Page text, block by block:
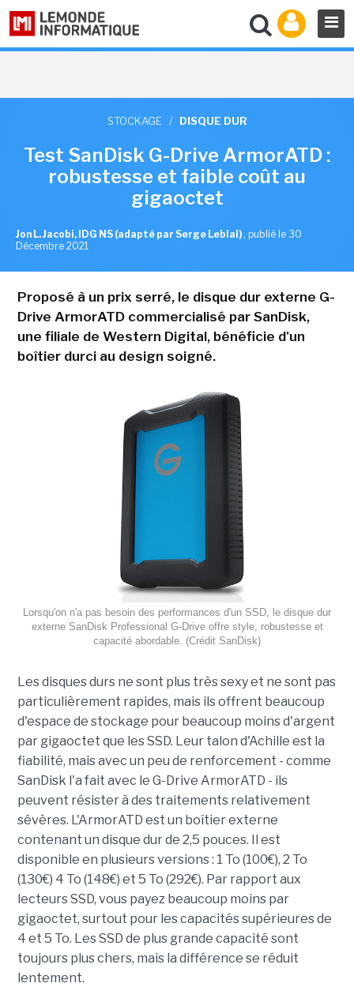
STOCKAGE / DISQUE DUR
Test SanDisk G-Drive ArmorATD :
robustesse et faible coût au
gigaoctet
Jon L. Jacobi, IDG NS (adapté par Serge Leblal) , publié le 30
Décembre 2021
Proposé à un prix serré, le disque dur externe G-
Drive ArmorATD commercialisé par SanDisk,
une filiale de Western Digital, bénéficie d'un
boîtier durci au design soigné.
Lorsqu'on n'a pas besoin des performances d'un SSD, le disque dur
externe SanDisk Professional G-Drive offre style, robustesse et
capacité abordable. (Crédit SanDisk)
Les disques durs ne sont plus très sexy et ne sont pas
particulièrement rapides, mais ils offrent beaucoup
d'espace de stockage pour beaucoup moins d'argent
par gigaoctet que les SSD. Leur talon d'Achille est la
fiabilité, mais avec un peu de renforcement - comme
SanDisk l'a fait avec le G-Drive ArmorATD - ils
peuvent résister à des traitements relativement
sévères. L'ArmorATD est un boîtier externe
contenant un disque dur de 2,5 pouces. Il est
disponible en plusieurs versions : 1 To (100€), 2 To
(130€) 4 To (148€) et 5 To (292€). Par rapport aux
lecteurs SSD, vous payez beaucoup moins par
gigaoctet, surtout pour les capacités supérieures de
4 et 5 To. Les SSD de plus grande capacité sont
toujours plus chers, mais la différence se réduit
lentement.